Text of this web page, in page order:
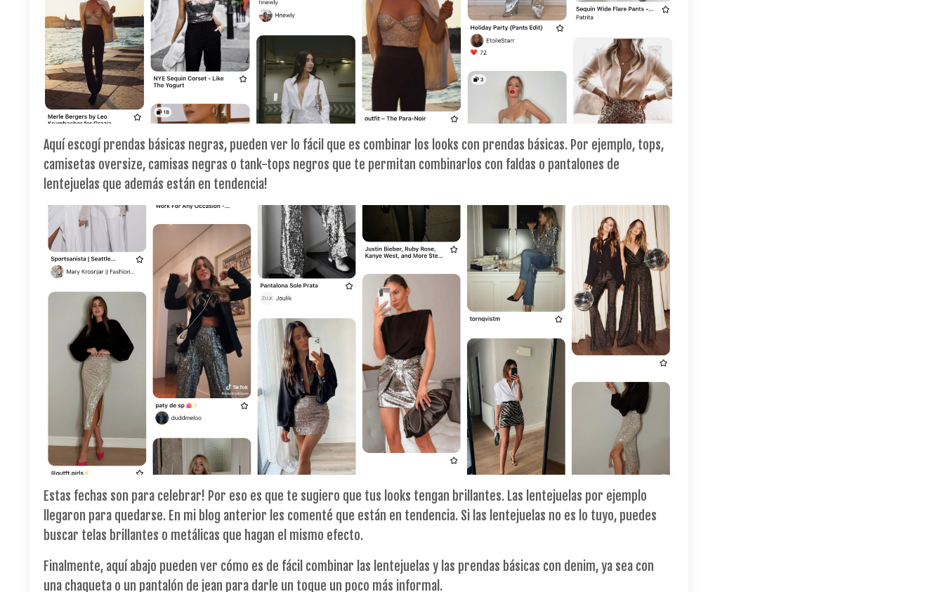
Aquí escogí prendas básicas negras, pueden ver lo fácil que es combinar los looks con prendas básicas. Por ejemplo, tops,
camisetas oversize, camisas negras o tank-tops negros que te permitan combinarlos con faldas o pantalones de
lentejuelas que además están en tendencia!
Estas fechas son para celebrar! Por eso es que te sugiero que tus looks tengan brillantes. Las lentejuelas por ejemplo
llegaron para quedarse. En mi blog anterior les comenté que están en tendencia. Si las lentejuelas no es lo tuyo, puedes
buscar telas brillantes o metálicas que hagan el mismo efecto.
Finalmente, aquí abajo pueden ver cómo es de fácil combinar las lentejuelas y las prendas básicas con denim, ya sea con
una chaqueta o un pantalón de jean para darle un toque un poco más informal.